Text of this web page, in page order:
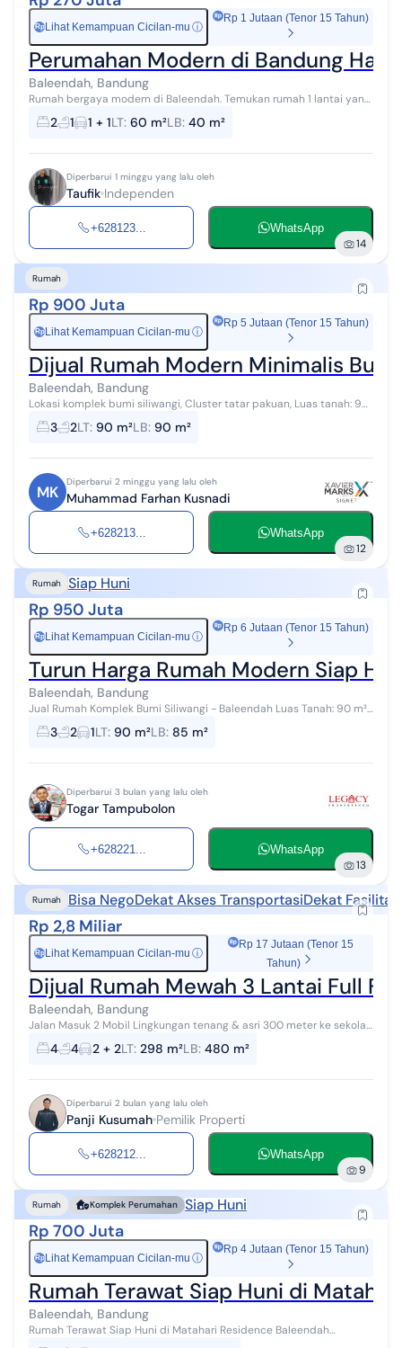
Rp Lihat Kemampuan Cicilan-mu ⓘ
Rp 1 Jutaan (Tenor 15 Tahun)
Perumahan Modern di Bandung
Baleendah, Bandung
Rumah bergaya modern di Baleendah. Temukan rumah 1 lantai yang
modern ini, dijual dengan pemandangan indah yang menambah
nilai estetika di lingku...
2 1 1 + 1LT: 60 m²LB: 40 m²
Diperbarui 1 minggu yang lalu oleh
Taufik Independen
+628123... WhatsApp
14
Rumah
Rp 900 Juta
Rp Lihat Kemampuan Cicilan-mu ⓘ
Rp 5 Jutaan (Tenor 15 Tahun)
Dijual Rumah Modern Minimalis
Baleendah, Bandung
Lokasi komplek bumi siliwangi, Cluster tatar pakuan, Luas tanah: 90
m Luas bangunan: 90 m Free: Kitchen set + Kompor tanam
(electrolux 2 tungku) Is...
3 2LT: 90 m²LB: 90 m²
MK
Diperbarui 2 minggu yang lalu oleh
Muhammad Farhan Kusnadi
+628213... WhatsApp
12
Rumah Siap Huni
Rp 950 Juta
Rp Lihat Kemampuan Cicilan-mu ⓘ
Rp 6 Jutaan (Tenor 15 Tahun)
Turun Harga Rumah Modern Siap
Baleendah, Bandung
Jual Rumah Komplek Bumi Siliwangi - Baleendah Luas Tanah: 90 m²
Luas Bangunan: 85 m² KT 3 KM 2 Tahun Bangunan: 2020 Mulai
ditempati: 2021 (rumah...
3 2 1LT: 90 m²LB: 85 m²
Diperbarui 3 bulan yang lalu oleh
Togar Tampubolon
+628221... WhatsApp
13
Rumah Bisa NegoDekat Akses TransportasiDekat
Rp 2,8 Miliar
Rp Lihat Kemampuan Cicilan-mu ⓘ
Rp 17 Jutaan (Tenor 15
Tahun)
Dijual Rumah Mewah 3 Lantai Full
Baleendah, Bandung
Jalan Masuk 2 Mobil Lingkungan tenang & asri 300 meter ke sekolah
300 meter ke pusat keramaian (restoran, minimarket, bengkel, klinik,
klinik kecan...
4 4 2 + 2LT: 298 m²LB: 480 m²
Diperbarui 2 bulan yang lalu oleh
Panji Kusumah Pemilik Properti
+628212... WhatsApp
9
Rumah Komplek Perumahan Siap Huni
Rp 700 Juta
Rp Lihat Kemampuan Cicilan-mu ⓘ
Rp 4 Jutaan (Tenor 15 Tahun)
Rumah Terawat Siap Huni di
Baleendah, Bandung
Rumah Terawat Siap Huni di Matahari Residence Baleendah
Bandung HGB Luas Tanah 147 m2 Luas Bangunan 170 m2 Kamar